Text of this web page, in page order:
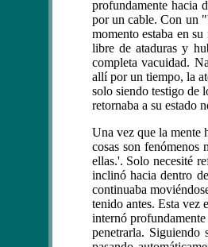
profundamente hacia
por un cable. Con un
momento estaba en
libre de ataduras y
completa vacuidad.
allí por un tiempo, la
solo siendo testigo de
retornaba a su estado
Una vez que la mente
cosas son fenómenos
ellas.'. Solo necesité
inclinó hacia dentro
continuaba
tenido antes. Esta vez
internó
penetrarla.